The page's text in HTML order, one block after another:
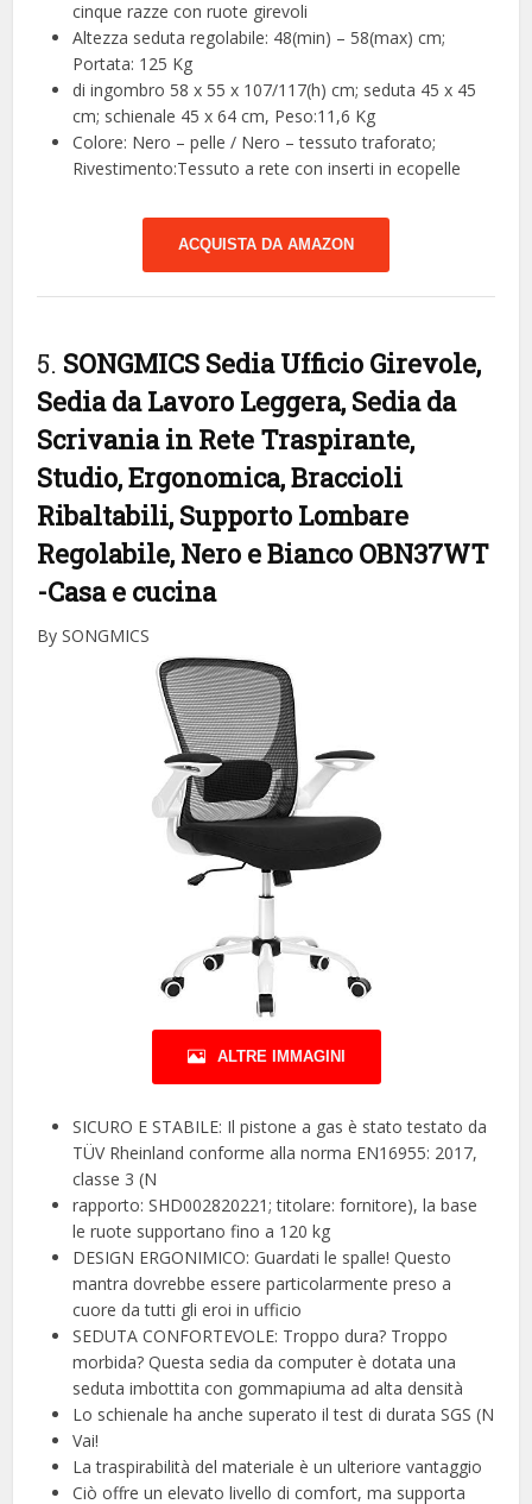
cinque razze con ruote girevoli
Altezza seduta regolabile: 48(min) – 58(max) cm;
Portata: 125 Kg
di ingombro 58 x 55 x 107/117(h) cm; seduta 45 x 45
cm; schienale 45 x 64 cm, Peso:11,6 Kg
Colore: Nero – pelle / Nero – tessuto traforato;
Rivestimento:Tessuto a rete con inserti in ecopelle
ACQUISTA DA AMAZON
5. SONGMICS Sedia Ufficio Girevole,
Sedia da Lavoro Leggera, Sedia da
Scrivania in Rete Traspirante,
Studio, Ergonomica, Braccioli
Ribaltabili, Supporto Lombare
Regolabile, Nero e Bianco OBN37WT
-Casa e cucina
By SONGMICS
ALTRE IMMAGINI
SICURO E STABILE: Il pistone a gas è stato testato da
TÜV Rheinland conforme alla norma EN16955: 2017,
classe 3 (N
rapporto: SHD002820221; titolare: fornitore), la base
le ruote supportano fino a 120 kg
DESIGN ERGONIMICO: Guardati le spalle! Questo
mantra dovrebbe essere particolarmente preso a
cuore da tutti gli eroi in ufficio
SEDUTA CONFORTEVOLE: Troppo dura? Troppo
morbida? Questa sedia da computer è dotata una
seduta imbottita con gommapiuma ad alta densità
Lo schienale ha anche superato il test di durata SGS (N
Vai!
La traspirabilità del materiale è un ulteriore vantaggio
Ciò offre un elevato livello di comfort, ma supporta